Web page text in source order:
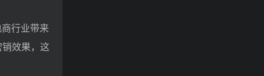
行业带来
效果，这